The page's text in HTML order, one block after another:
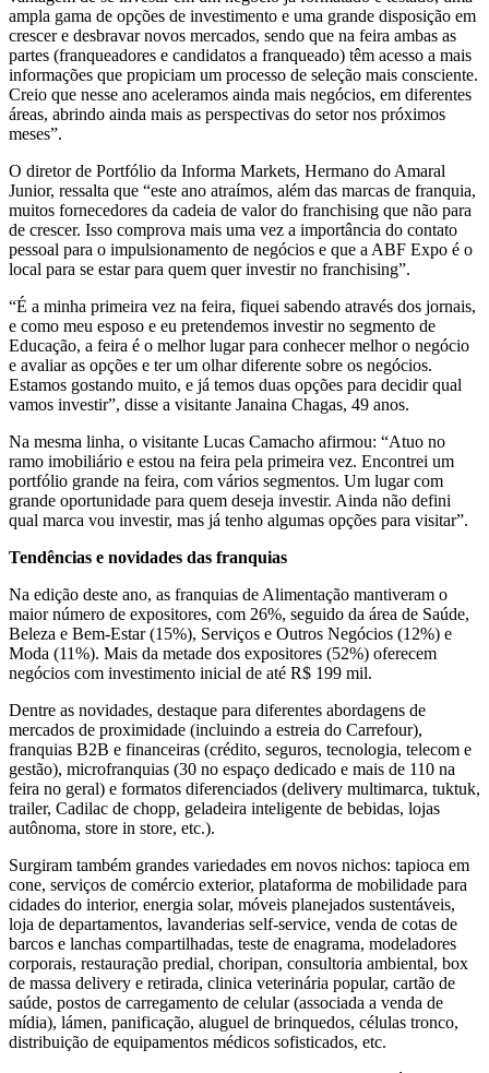
ampla gama de opções de investimento e uma grande disposição em
crescer e desbravar novos mercados, sendo que na feira ambas as
partes (franqueadores e candidatos a franqueado) têm acesso a mais
informações que propiciam um processo de seleção mais consciente.
Creio que nesse ano aceleramos ainda mais negócios, em diferentes
áreas, abrindo ainda mais as perspectivas do setor nos próximos
meses”.
O diretor de Portfólio da Informa Markets, Hermano do Amaral
Junior, ressalta que “este ano atraímos, além das marcas de franquia,
muitos fornecedores da cadeia de valor do franchising que não para
de crescer. Isso comprova mais uma vez a importância do contato
pessoal para o impulsionamento de negócios e que a ABF Expo é o
local para se estar para quem quer investir no franchising”.
“É a minha primeira vez na feira, fiquei sabendo através dos jornais,
e como meu esposo e eu pretendemos investir no segmento de
Educação, a feira é o melhor lugar para conhecer melhor o negócio
e avaliar as opções e ter um olhar diferente sobre os negócios.
Estamos gostando muito, e já temos duas opções para decidir qual
vamos investir”, disse a visitante Janaina Chagas, 49 anos.
Na mesma linha, o visitante Lucas Camacho afirmou: “Atuo no
ramo imobiliário e estou na feira pela primeira vez. Encontrei um
portfólio grande na feira, com vários segmentos. Um lugar com
grande oportunidade para quem deseja investir. Ainda não defini
qual marca vou investir, mas já tenho algumas opções para visitar”.
Tendências e novidades das franquias
Na edição deste ano, as franquias de Alimentação mantiveram o
maior número de expositores, com 26%, seguido da área de Saúde,
Beleza e Bem-Estar (15%), Serviços e Outros Negócios (12%) e
Moda (11%). Mais da metade dos expositores (52%) oferecem
negócios com investimento inicial de até R$ 199 mil.
Dentre as novidades, destaque para diferentes abordagens de
mercados de proximidade (incluindo a estreia do Carrefour),
franquias B2B e financeiras (crédito, seguros, tecnologia, telecom e
gestão), microfranquias (30 no espaço dedicado e mais de 110 na
feira no geral) e formatos diferenciados (delivery multimarca, tuktuk,
trailer, Cadilac de chopp, geladeira inteligente de bebidas, lojas
autônoma, store in store, etc.).
Surgiram também grandes variedades em novos nichos: tapioca em
cone, serviços de comércio exterior, plataforma de mobilidade para
cidades do interior, energia solar, móveis planejados sustentáveis,
loja de departamentos, lavanderias self-service, venda de cotas de
barcos e lanchas compartilhadas, teste de enagrama, modeladores
corporais, restauração predial, choripan, consultoria ambiental, box
de massa delivery e retirada, clinica veterinária popular, cartão de
saúde, postos de carregamento de celular (associada a venda de
mídia), lámen, panificação, aluguel de brinquedos, células tronco,
distribuição de equipamentos médicos sofisticados, etc.